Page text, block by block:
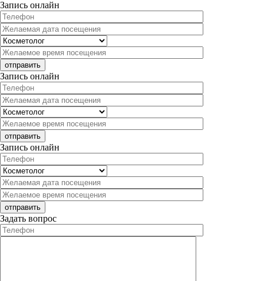
Запись онлайн
Запись онлайн
Запись онлайн
Задать вопрос